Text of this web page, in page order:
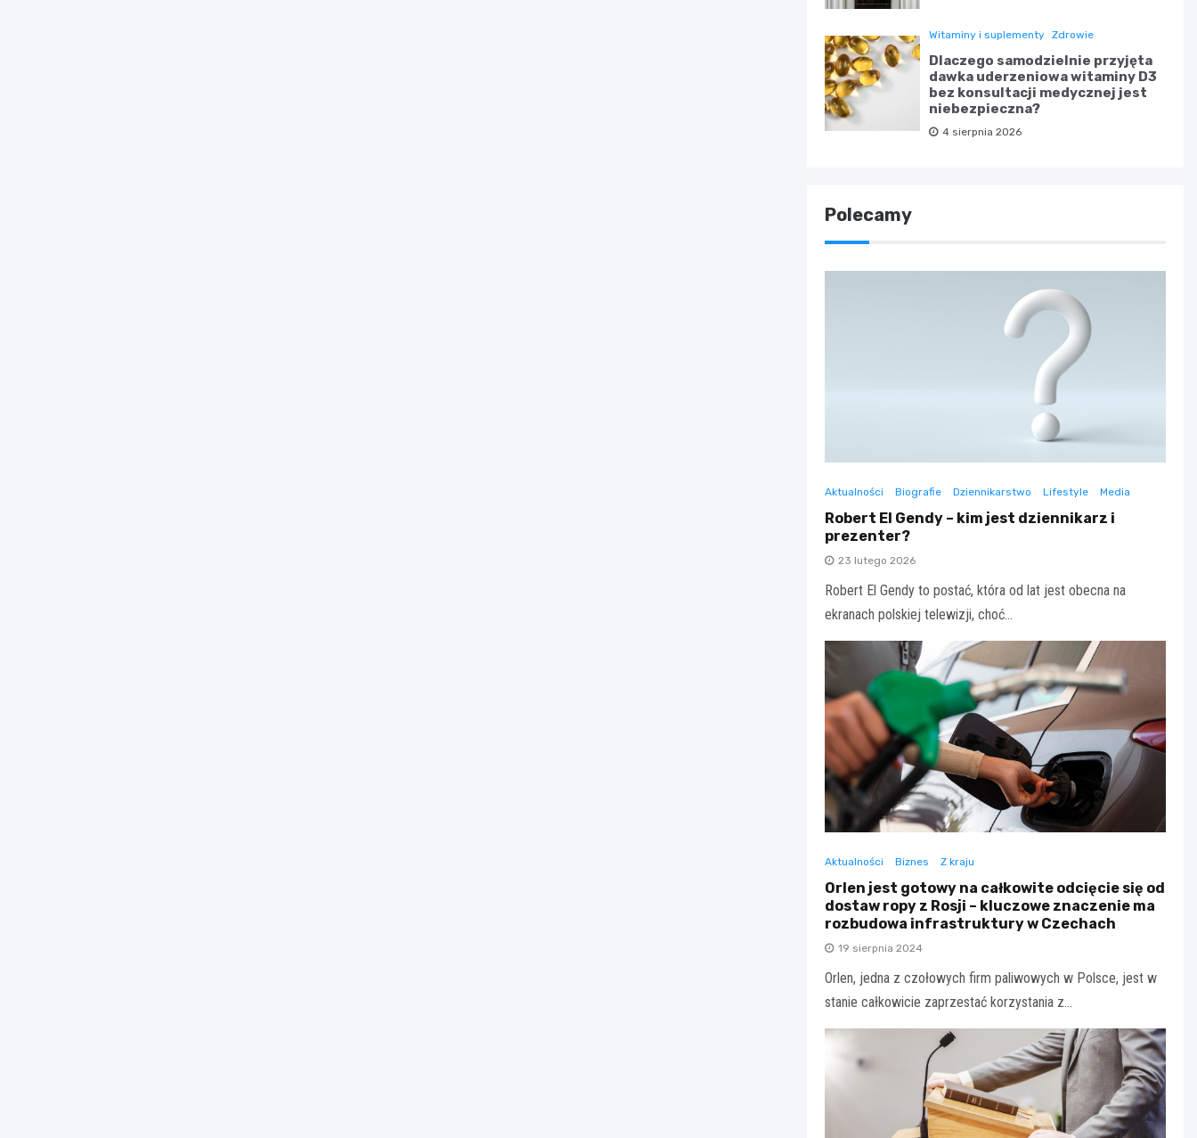
Witaminy i suplementy Zdrowie
Dlaczego samodzielnie przyjęta
dawka uderzeniowa witaminy D3
bez konsultacji medycznej jest
niebezpieczna?
4 sierpnia 2026
Polecamy
Aktualności Biografie Dziennikarstwo Lifestyle Media
Robert El Gendy – kim jest dziennikarz i
prezenter?
23 lutego 2026
Robert El Gendy to postać, która od lat jest obecna na
ekranach polskiej telewizji, choć…
Aktualności Biznes Z kraju
Orlen jest gotowy na całkowite odcięcie się od
dostaw ropy z Rosji – kluczowe znaczenie ma
rozbudowa infrastruktury w Czechach
19 sierpnia 2024
Orlen, jedna z czołowych firm paliwowych w Polsce, jest w
stanie całkowicie zaprzestać korzystania z…